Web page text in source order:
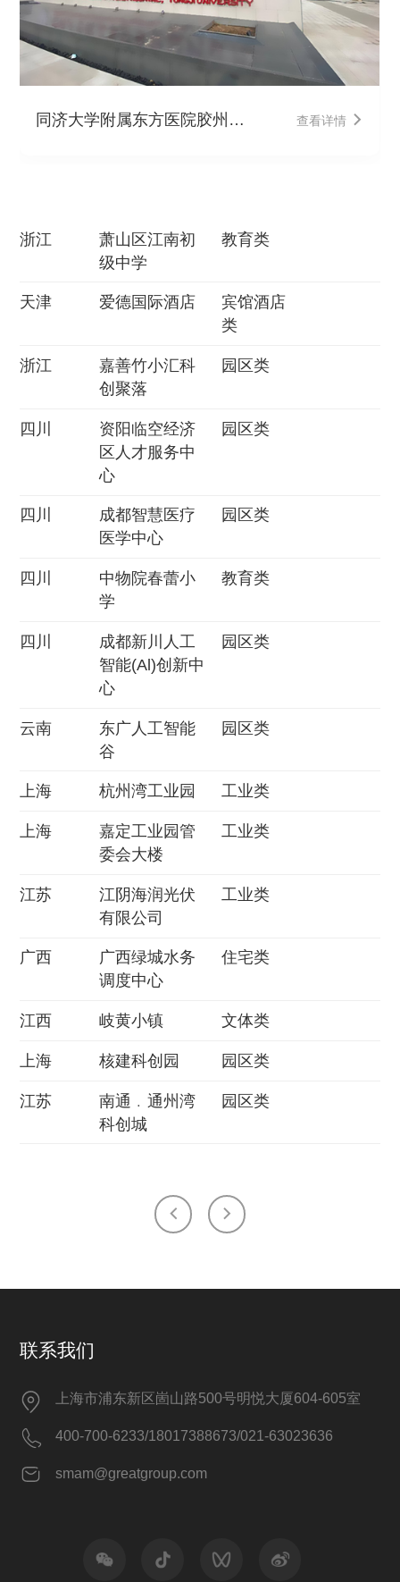
同济大学附属东方医院胶州医
查看详情
浙江
萧山区江南初
级中学
教育类
天津 爱德国际酒店
宾馆酒店
类
浙江
嘉善竹小汇科
创聚落
园区类
四川
资阳临空经济
区人才服务中
心
园区类
四川
成都智慧医疗
医学中心
园区类
四川
中物院春蕾小
学
教育类
四川
成都新川人工
智能(Al)创新中
心
园区类
云南
东广人工智能
谷
园区类
上海 杭州湾工业园 工业类
上海
嘉定工业园管
委会大楼
工业类
江苏
江阴海润光伏
有限公司
工业类
广西
广西绿城水务
调度中心
住宅类
江西 岐黄小镇 文体类
上海 核建科创园 园区类
江苏
南通﹒通州湾
科创城
园区类
联系我们
上海市浦东新区崮山路500号明悦大厦604-605室
400-700-6233/18017388673/021-63023636
smam@greatgroup.com